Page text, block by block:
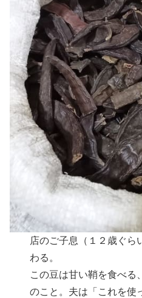
店のご子息（１２歳ぐら
わる。
この豆は甘い鞘を食べる
のこと。夫は「これを使